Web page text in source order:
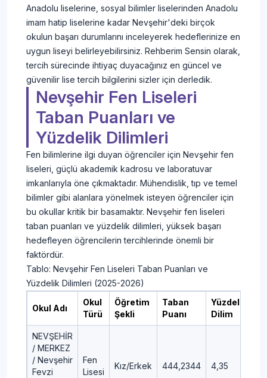
Anadolu liselerine, sosyal bilimler liselerinden Anadolu
imam hatip liselerine kadar Nevşehir'deki birçok
okulun başarı durumlarını inceleyerek hedeflerinize en
uygun liseyi belirleyebilirsiniz. Rehberim Sensin olarak,
tercih sürecinde ihtiyaç duyacağınız en güncel ve
güvenilir lise tercih bilgilerini sizler için derledik.
Nevşehir Fen Liseleri
Taban Puanları ve
Yüzdelik Dilimleri
Fen bilimlerine ilgi duyan öğrenciler için Nevşehir fen
liseleri, güçlü akademik kadrosu ve laboratuvar
imkanlarıyla öne çıkmaktadır. Mühendislik, tıp ve temel
bilimler gibi alanlara yönelmek isteyen öğrenciler için
bu okullar kritik bir basamaktır. Nevşehir fen liseleri
taban puanları ve yüzdelik dilimleri, yüksek başarı
hedefleyen öğrencilerin tercihlerinde önemli bir
faktördür.
Tablo: Nevşehir Fen Liseleri Taban Puanları ve
Yüzdelik Dilimleri (2025-2026)
Okul Adı
Okul
Türü
Öğretim
Şekli
Taban
Puanı
Yüzdelik
Dilim
NEVŞEHİR
/ MERKEZ
/ Nevşehir
Fevzi
Fen
Lisesi
Kız/Erkek 444,2344 4,35